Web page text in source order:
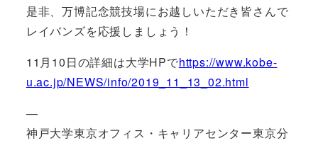
是非、万博記念競技場にお越しいただき皆さんで
レイバンズを応援しましょう！
11月10日の詳細は大学HPでhttps://www.kobe-
u.ac.jp/NEWS/info/2019_11_13_02.html
—
神戸大学東京オフィス・キャリアセンター東京分